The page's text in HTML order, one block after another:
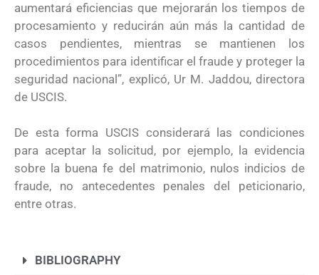
aumentará eficiencias que mejorarán los tiempos de
procesamiento y reducirán aún más la cantidad de
casos pendientes, mientras se mantienen los
procedimientos para identificar el fraude y proteger la
seguridad nacional”, explicó, Ur M. Jaddou, directora
de USCIS.
De esta forma USCIS considerará las condiciones
para aceptar la solicitud, por ejemplo, la evidencia
sobre la buena fe del matrimonio, nulos indicios de
fraude, no antecedentes penales del peticionario,
entre otras.
BIBLIOGRAPHY